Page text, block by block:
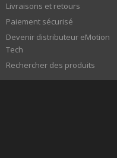
Livraisons et retours
Paiement sécurisé
Devenir distributeur eMotion
Tech
Rechercher des produits